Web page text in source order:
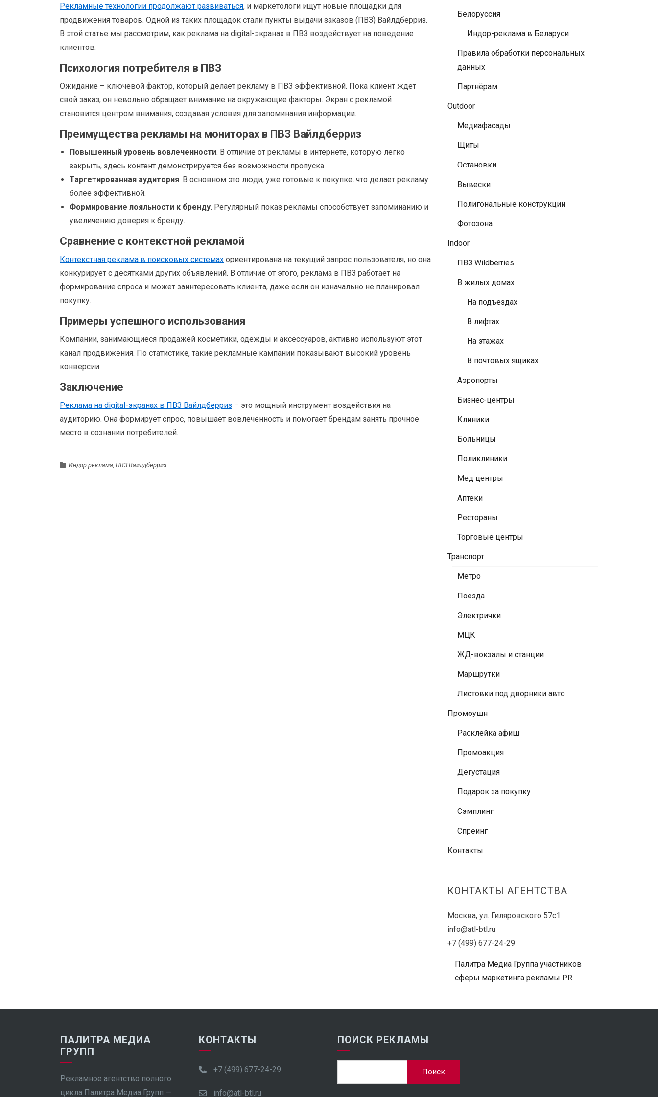
Рекламные технологии продолжают развиваться, и маркетологи ищут новые площадки для
продвижения товаров. Одной из таких площадок стали пункты выдачи заказов (ПВЗ) Вайлдберриз.
В этой статье мы рассмотрим, как реклама на digital-экранах в ПВЗ воздействует на поведение
клиентов.
Психология потребителя в ПВЗ
Ожидание – ключевой фактор, который делает рекламу в ПВЗ эффективной. Пока клиент ждет
свой заказ, он невольно обращает внимание на окружающие факторы. Экран с рекламой
становится центром внимания, создавая условия для запоминания информации.
Преимущества рекламы на мониторах в ПВЗ Вайлдберриз
Повышенный уровень вовлеченности. В отличие от рекламы в интернете, которую легко
закрыть, здесь контент демонстрируется без возможности пропуска.
Таргетированная аудитория. В основном это люди, уже готовые к покупке, что делает рекламу
более эффективной.
Формирование лояльности к бренду. Регулярный показ рекламы способствует запоминанию и
увеличению доверия к бренду.
Сравнение с контекстной рекламой
Контекстная реклама в поисковых системах ориентирована на текущий запрос пользователя, но она
конкурирует с десятками других объявлений. В отличие от этого, реклама в ПВЗ работает на
формирование спроса и может заинтересовать клиента, даже если он изначально не планировал
покупку.
Примеры успешного использования
Компании, занимающиеся продажей косметики, одежды и аксессуаров, активно используют этот
канал продвижения. По статистике, такие рекламные кампании показывают высокий уровень
конверсии.
Заключение
Реклама на digital-экранах в ПВЗ Вайлдберриз – это мощный инструмент воздействия на
аудиторию. Она формирует спрос, повышает вовлеченность и помогает брендам занять прочное
место в сознании потребителей.
Индор реклама, ПВЗ Вайлдберриз
Белоруссия
Индор-реклама в Беларуси
Правила обработки персональных
данных
Партнёрам
Outdoor
Медиафасады
Щиты
Остановки
Вывески
Полигональные конструкции
Фотозона
Indoor
ПВЗ Wildberries
В жилых домах
На подъездах
В лифтах
На этажах
В почтовых ящиках
Аэропорты
Бизнес-центры
Клиники
Больницы
Поликлиники
Мед центры
Аптеки
Рестораны
Торговые центры
Транспорт
Метро
Поезда
Электрички
МЦК
ЖД-вокзалы и станции
Маршрутки
Листовки под дворники авто
Промоушн
Расклейка афиш
Промоакция
Дегустация
Подарок за покупку
Сэмплинг
Спреинг
Контакты
КОНТАКТЫ АГЕНТСТВА
Москва, ул. Гиляровского 57с1
info@atl-btl.ru
+7 (499) 677-24-29
Палитра Медиа Группа участников
сферы маркетинга рекламы PR
ПАЛИТРА МЕДИА
ГРУПП
Рекламное агентство полного
цикла Палитра Медиа Групп —
КОНТАКТЫ
+7 (499) 677-24-29
info@atl-btl.ru
ПОИСК РЕКЛАМЫ